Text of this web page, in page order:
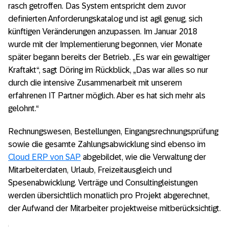
rasch getroffen. Das System entspricht dem zuvor
definierten Anforderungskatalog und ist agil genug, sich
künftigen Veränderungen anzupassen. Im Januar 2018
wurde mit der Implementierung begonnen, vier Monate
später begann bereits der Betrieb. „Es war ein gewaltiger
Kraftakt“, sagt Döring im Rückblick, „Das war alles so nur
durch die intensive Zusammenarbeit mit unserem
erfahrenen IT Partner möglich. Aber es hat sich mehr als
gelohnt.“
Rechnungswesen, Bestellungen, Eingangsrechnungsprüfung
sowie die gesamte Zahlungsabwicklung sind ebenso im
Cloud ERP von SAP abgebildet, wie die Verwaltung der
Mitarbeiterdaten, Urlaub, Freizeitausgleich und
Spesenabwicklung. Verträge und Consultingleistungen
werden übersichtlich monatlich pro Projekt abgerechnet,
der Aufwand der Mitarbeiter projektweise mitberücksichtigt.